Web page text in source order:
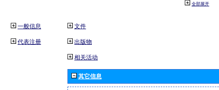
全部展开
一般信息
代表注册
文件
出版物
相关活动
其它信息